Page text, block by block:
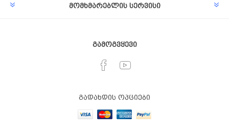
მომხმარებლის სერვისი
გამოგვყევი
გადახდის ოპციები